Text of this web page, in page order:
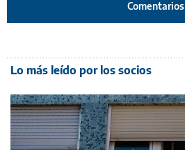
Comentarios
Lo más leído por los socios